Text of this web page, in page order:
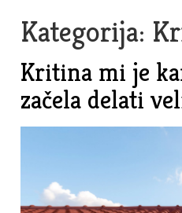
Kategorija:
Kritina mi je
začela delati